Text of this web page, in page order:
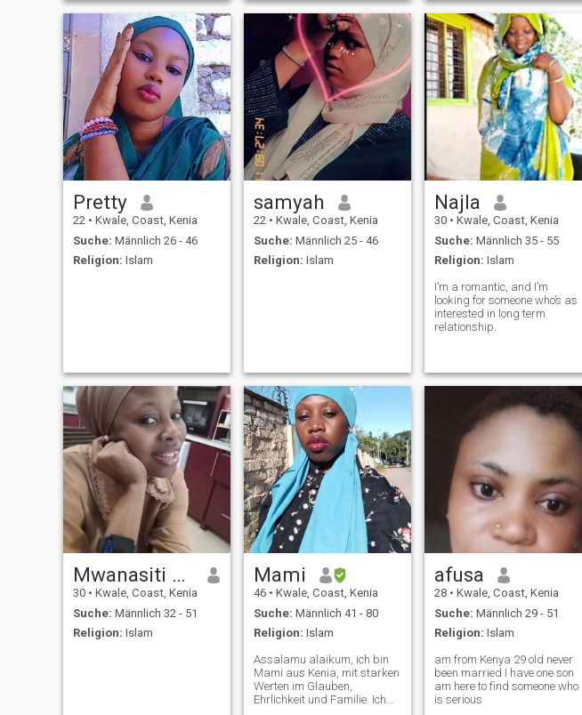
Sonnenuntergang und
Blumen. Den Rest kann ein
wahrer sanfter Mann
bewältigen. Ich liebe ein
gutes Date mit etwas
Unterricht und Wein 🍷 Ich
komme aus Südküste, Kenia
🇰🇪 wenn man nicht lange
oder lange nach links
wischen kann , PS. Lass das
Gespräch am Laufen, ich
werde nicht zuerst schreiben
Pretty
22 • Kwale, Coast, Kenia
Suche: Männlich 26 - 46
Religion: Islam
samyah
22 • Kwale, Coast, Kenia
Suche: Männlich 25 - 46
Religion: Islam
Najla
30 • Kwale, Coast, Kenia
Suche: Männlich 35 - 55
Religion: Islam
I’m a romantic, and I’m
looking for someone who’s as
interested in long term
relationship.
Mwanasiti Makame Halifani
30 • Kwale, Coast, Kenia
Suche: Männlich 32 - 51
Religion: Islam
Mami
46 • Kwale, Coast, Kenia
Suche: Männlich 41 - 80
Religion: Islam
Assalamu alaikum, ich bin
Mami aus Kenia, mit starken
Werten im Glauben,
Ehrlichkeit und Familie. Ich
afusa
28 • Kwale, Coast, Kenia
Suche: Männlich 29 - 51
Religion: Islam
am from Kenya 29 old never
been married I have one son
am here to find someone who
is serious